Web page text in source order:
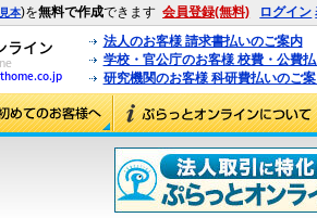
見本)を無料で作成できます 会員登録(無料) ログイン
法人のお客様 請求書払いのご案内
学校・官公庁のお客様 校費・公費
研究機関のお客様 科研費払いのご